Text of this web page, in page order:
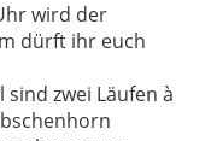
wird der
dürft ihr euch
zwei Läufen à